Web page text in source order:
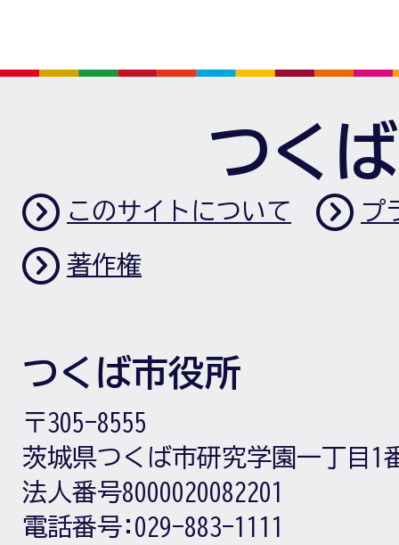
つく
このサイトについて プ
著作権
つくば市役所
〒305-8555
茨城県つくば市研究学園一丁目1
法人番号8000020082201
電話番号: 029-883-1111